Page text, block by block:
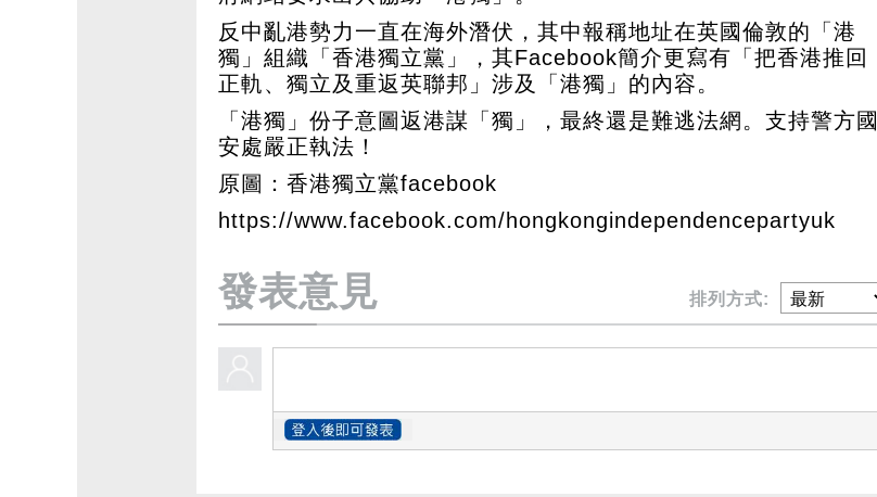
反中亂港勢力一直在海外潛伏，其中報稱地址在英國倫敦的「港
獨」組織「香港獨立黨」，其Facebook簡介更寫有「把香港推回
正軌、獨立及重返英聯邦」涉及「港獨」的內容。
「港獨」份子意圖返港謀「獨」，最終還是難逃法網。支持警方國
安處嚴正執法！
原圖：香港獨立黨facebook
https://www.facebook.com/hongkongindependencepartyuk
發表意見 排列方式: